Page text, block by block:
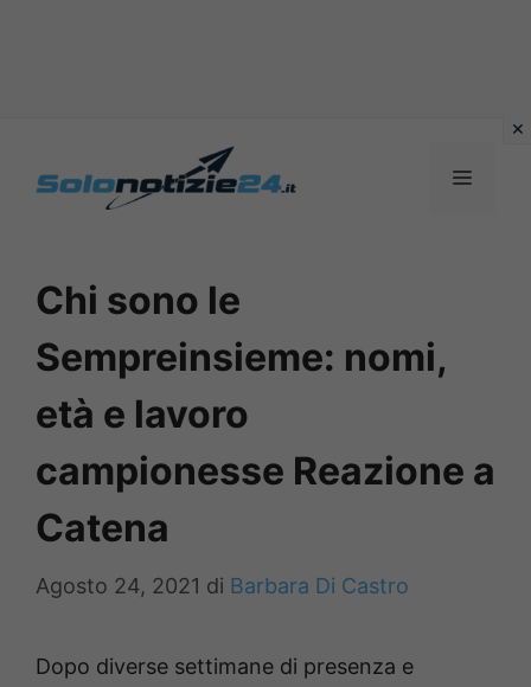
MENU
Chi sono le
Sempreinsieme: nomi,
età e lavoro
campionesse Reazione a
Catena
Agosto 24, 2021 di Barbara Di Castro
Dopo diverse settimane di presenza e